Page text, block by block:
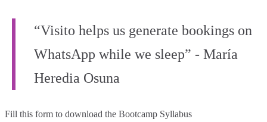
“Visito helps us generate bookings on
WhatsApp while we sleep” - María
Heredia Osuna
Fill this form to download the Bootcamp Syllabus